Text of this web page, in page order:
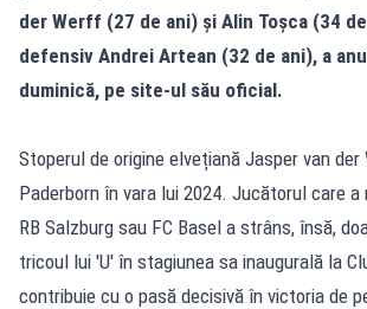
der Werff (27 de ani) și Alin Toșca (34
defensiv Andrei Artean (32 de ani), a
duminică, pe site-ul său oficial.
Stoperul de origine elvețiană Jasper van
Paderborn în vara lui 2024. Jucătorul care
RB Salzburg sau FC Basel a strâns, însă,
tricoul lui 'U' în stagiunea sa inaugurală la
contribuie cu o pasă decisivă în victoria de